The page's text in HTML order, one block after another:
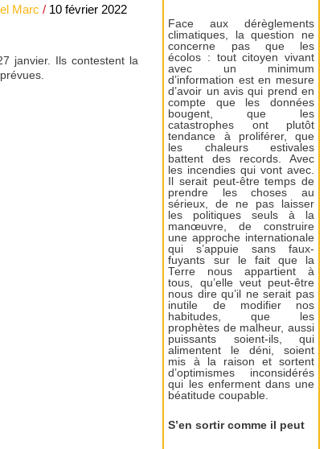
Marc / 10 février 2022
janvier. Ils contestent la
Face aux dérèglements
climatiques, la question ne
concerne pas que les
écolos : tout citoyen vivant
avec un minimum
d’information est en mesure
d’avoir un avis qui prend en
compte que les données
bougent, que les
catastrophes ont plutôt
tendance à proliférer, que
les chaleurs estivales
battent des records. Avec
les incendies qui vont avec.
Il serait peut-être temps de
prendre les choses au
sérieux, de ne pas laisser
les politiques seuls à la
manœuvre, de construire
une approche internationale
qui s’appuie sans faux-
fuyants sur le fait que la
Terre nous appartient à
tous, qu’elle veut peut-être
nous dire qu’il ne serait pas
inutile de modifier nos
habitudes, que les
prophètes de malheur, aussi
puissants soient-ils, qui
alimentent le déni, soient
mis à la raison et sortent
d’optimismes inconsidérés
qui les enferment dans une
béatitude coupable.
S’en sortir comme il peut